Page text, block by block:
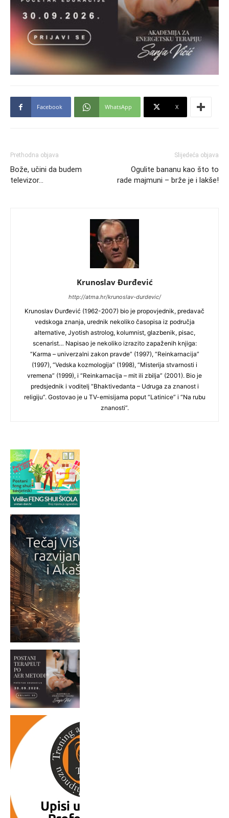
Facebook WhatsApp X
Prethodna objava
Bože, učini da budem
televizor…
Slijedeća objava
Ogulite bananu kao što to
rade majmuni – brže je i lakše!
Krunoslav Đurđević
http://atma.hr/krunoslav-durdevic/
Krunoslav Đurđević (1962-2007) bio je propovjednik, predavač
vedskoga znanja, urednik nekoliko časopisa iz područja
alternative, Jyotish astrolog, kolumnist, glazbenik, pisac,
scenarist… Napisao je nekoliko izrazito zapaženih knjiga:
“Karma – univerzalni zakon pravde” (1997), “Reinkarnacija”
(1997), “Vedska kozmologija” (1998), “Misterija stvarnosti i
vremena” (1999), i “Reinkarnacija – mit ili zbilja” (2001). Bio je
predsjednik i voditelj “Bhaktivedanta – Udruga za znanost i
religiju”. Gostovao je u TV-emisijama poput “Latinice” i “Na rubu
znanosti”.